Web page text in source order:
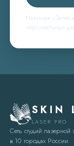
Нажимая
персональных
SKIN
LASER PRO
Сеть студий
в 10 городах России.